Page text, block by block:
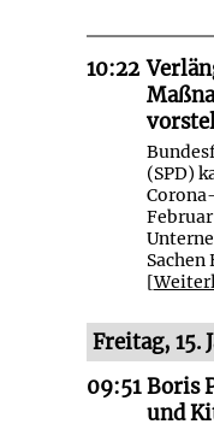
10:22
(SPD)
[
Freitag, 15.
09:51 Boris
und